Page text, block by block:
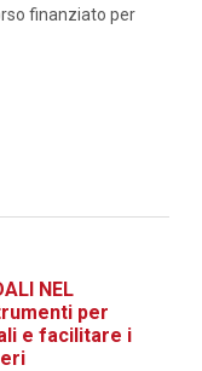
finanziato per
NEL
per
e facilitare i